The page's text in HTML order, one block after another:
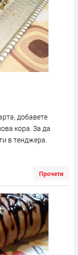
добавете
кора. За да
в тенджера.
Прочети